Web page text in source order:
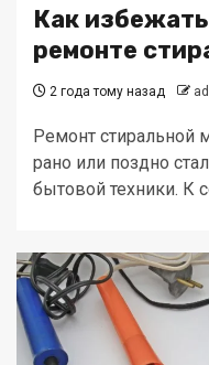
Как
ремонте
2 года тому назад
Ремонт стиральной
рано или поздно
бытовой техники. К